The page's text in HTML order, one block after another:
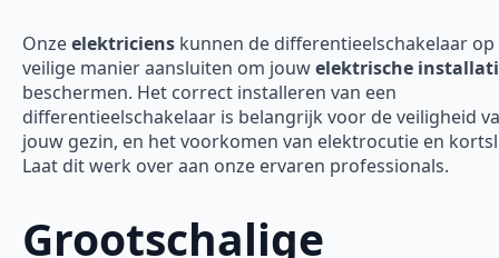
Onzeelektriciens kunnen de differentieelschakelaar op
veilige manier aansluiten om jouwelektrische
beschermen. Het correct installeren van een
differentieelschakelaar is belangrijk voor de veiligheid
jouw gezin, en het voorkomen van elektrocutie en
Laat dit werk over aan onze ervaren professionals.
Grootschalige